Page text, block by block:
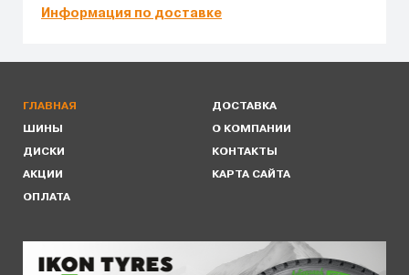
Информация по доставке
ГЛАВНАЯ
ШИНЫ
ДИСКИ
АКЦИИ
ОПЛАТА
ДОСТАВКА
О КОМПАНИИ
КОНТАКТЫ
КАРТА САЙТА